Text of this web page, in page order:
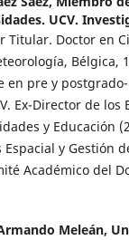
UCV.
Titular. Doctor en
Bélgica,
en pre y
Ex-Director de
y Educación
Espacial y Gestión
Académico del
Meleán,